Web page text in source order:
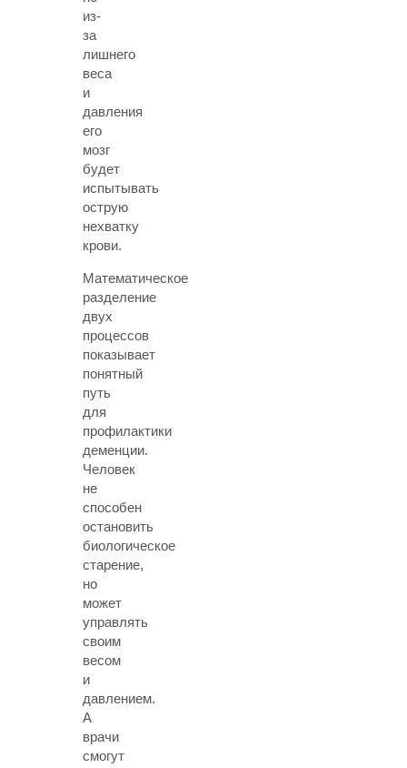
из-
за
лишнего
веса
и
давления
его
мозг
будет
испытывать
острую
нехватку
крови.
Математическое
разделение
двух
процессов
показывает
понятный
путь
для
профилактики
деменции.
Человек
не
способен
остановить
биологическое
старение,
но
может
управлять
своим
весом
и
давлением.
А
врачи
смогут